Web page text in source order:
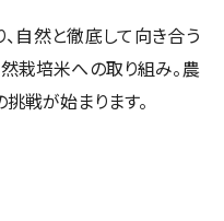
自然と徹底して向き合う
栽培米への取り組み。農
戦が始まります。